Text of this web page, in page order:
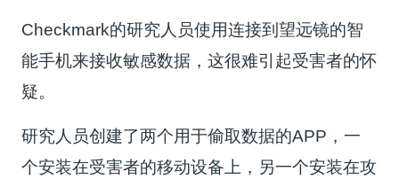
Checkmark的研究人员使用连接到望远镜的智
能手机来接收敏感数据，这很难引起受害者的怀
疑。
研究人员创建了两个用于偷取数据的APP，一
个安装在受害者的移动设备上，另一个安装在攻